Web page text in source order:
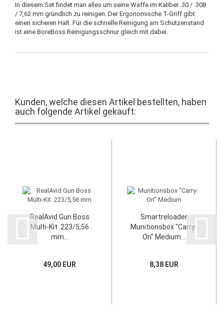
In diesem Set findet man alles um seine Waffe im Kaliber .30 / .308
/ 7,62 mm gründlich zu reinigen. Der Ergonomische T-Griff gibt
einen sicheren Halt. Für die schnelle Reinigung am Schützenstand
ist eine BoreBoss Reinigungsschnur gleich mit dabei.
Kunden, welche diesen Artikel bestellten, haben
auch folgende Artikel gekauft:
RealAvid Gun Boss
Multi-Kit .223/5,56
mm...
49,00 EUR
Smartreloader
Munitionsbox "Carry-
On" Medium...
8,38 EUR